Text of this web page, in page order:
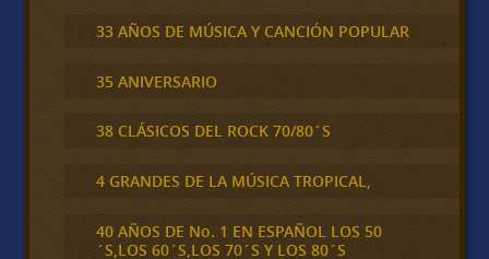
33 AÑOS DE MÚSICA Y CANCIÓN POPULAR
35 ANIVERSARIO
38 CLÁSICOS DEL ROCK 70/80´S
4 GRANDES DE LA MÚSICA TROPICAL,
40 AÑOS DE No. 1 EN ESPAÑOL LOS 50
´S,LOS 60´S,LOS 70´S Y LOS 80´S